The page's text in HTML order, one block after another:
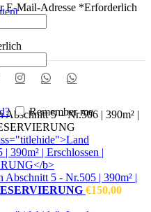
E-Mail-Adresse *Erforderlich
Remember me
Abschnitt 5 – Nr.506 | 390m² |
Abschnitt 5 - Nr.505 | 390m² |
€150,00